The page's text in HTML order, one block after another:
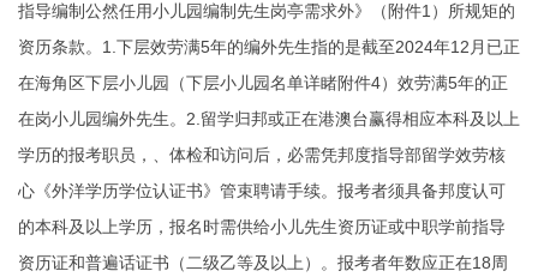
指导编制公然任用小儿园编制先生岗亭需求外》（附件1）所规矩的
资历条款。1.下层效劳满5年的编外先生指的是截至2024年12月已正
在海角区下层小儿园（下层小儿园名单详睹附件4）效劳满5年的正
在岗小儿园编外先生。2.留学归邦或正在港澳台赢得相应本科及以上
学历的报考职员，、体检和访问后，必需凭邦度指导部留学效劳核
心《外洋学历学位认证书》管束聘请手续。报考者须具备邦度认可
的本科及以上学历，报名时需供给小儿先生资历证或中职学前指导
资历证和普遍话证书（二级乙等及以上）。报考者年数应正在18周